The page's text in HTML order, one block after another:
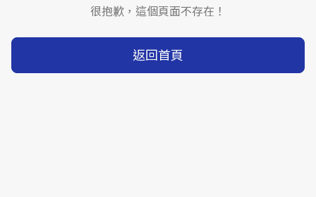
很抱歉，這個頁面不存在！
返回首頁